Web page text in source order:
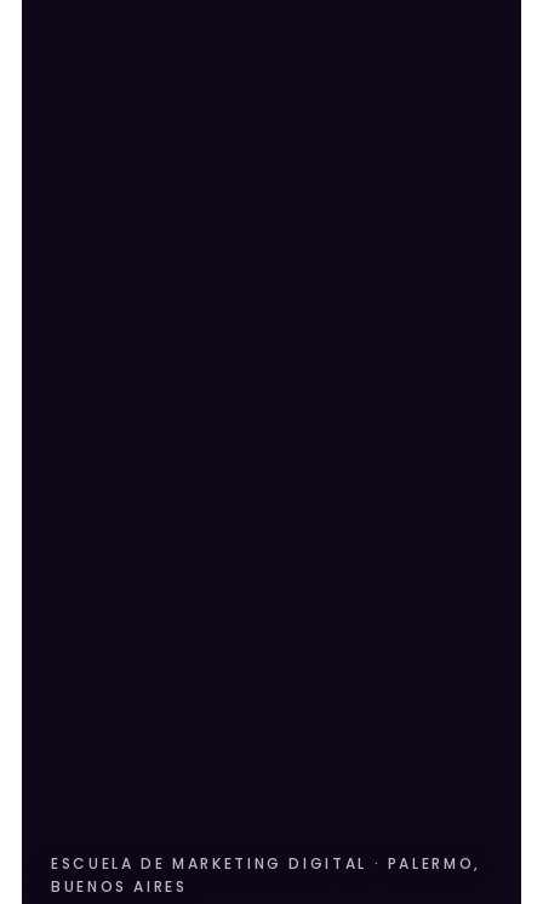
ESCUELA DE MARKETING DIGITAL · PALERMO,
BUENOS AIRES